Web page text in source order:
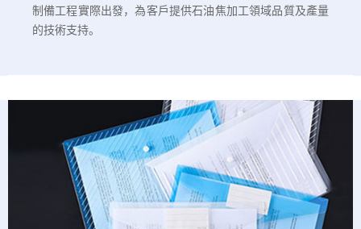
制備工程實際出發，為客戶提供石油焦加工領域品質及產量
的技術支持。